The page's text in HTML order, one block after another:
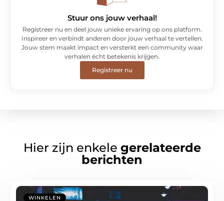
Stuur ons jouw verhaal!
Registreer nu en deel jouw unieke ervaring op ons platform.
Inspireer en verbindt anderen door jouw verhaal te vertellen.
Jouw stem maakt impact en versterkt een community waar
verhalen écht betekenis krijgen.
Registreer nu
Hier zijn enkele gerelateerde
berichten
WINKELEN